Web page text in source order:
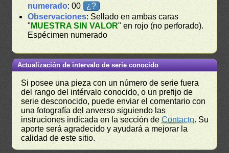
numerado: 00
¿?
Observaciones: Sellado en ambas caras
" MUESTRA SIN VALOR" en rojo (no perforado).
Espécimen numerado
Actualización de intervalo de serie conocido
Si posee una pieza con un número de serie fuera
del rango del intérvalo conocido, o un prefijo de
serie desconocido, puede enviar el comentario con
una fotografía del anverso siguiendo las
instruciones indicada en la sección deContacto. Su
aporte será agradecido y ayudará a mejorar la
calidad de este sitio.